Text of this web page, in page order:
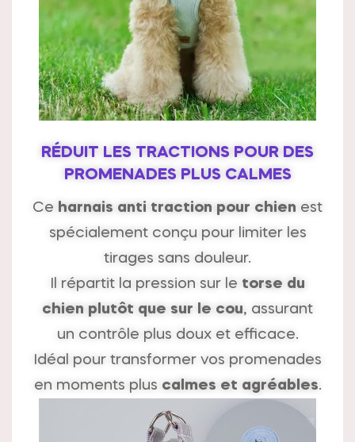
RÉDUIT LES TRACTIONS POUR DES
PROMENADES PLUS CALMES
Ce harnais anti traction pour chien est
spécialement conçu pour limiter les
tirages sans douleur.
Il répartit la pression sur le torse du
chien plutôt que sur le cou, assurant
un contrôle plus doux et efficace.
Idéal pour transformer vos promenades
en moments plus calmes et agréables.